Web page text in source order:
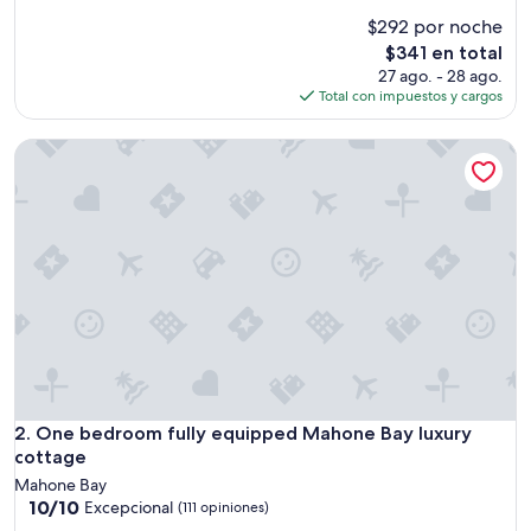
$292 por noche
El
precio
actual
es
de
$341 en total
27 ago. - 28 ago.
Total con impuestos y cargos
2. One bedroom fully equipped Mahone Bay luxury
cottage
One bedroom fully equipped Mahone Bay luxury cottage
Mahone Bay
10.0
10/10 Excepcional (111 opiniones)
One bedroom fully equipped Mahone Bay luxury cottage